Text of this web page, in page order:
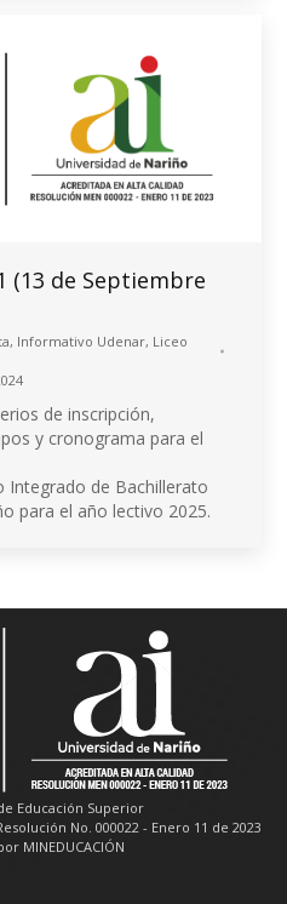
(13 de Septiembre
, Informativo Udenar, Liceo
de inscripción,
y cronograma para el
Integrado de Bachillerato
para el año lectivo 2025.
Educación Superior
No. 000022 - Enero 11 de 2023
MINEDUCACIÓN